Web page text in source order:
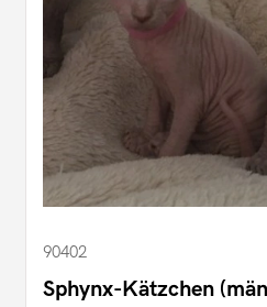
90402
Sphynx-Kätzchen